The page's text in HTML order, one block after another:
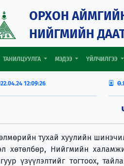
ОРХОН
НИЙГМИЙН
ТАНИЛЦУУЛГА МЭДЭЭ ҮЙЛЧИЛГЭЭ
12:09:26
тухай хуулийн
хөтөлбөр, Нийгмийн
үзүүлэлтийг тогтоох,